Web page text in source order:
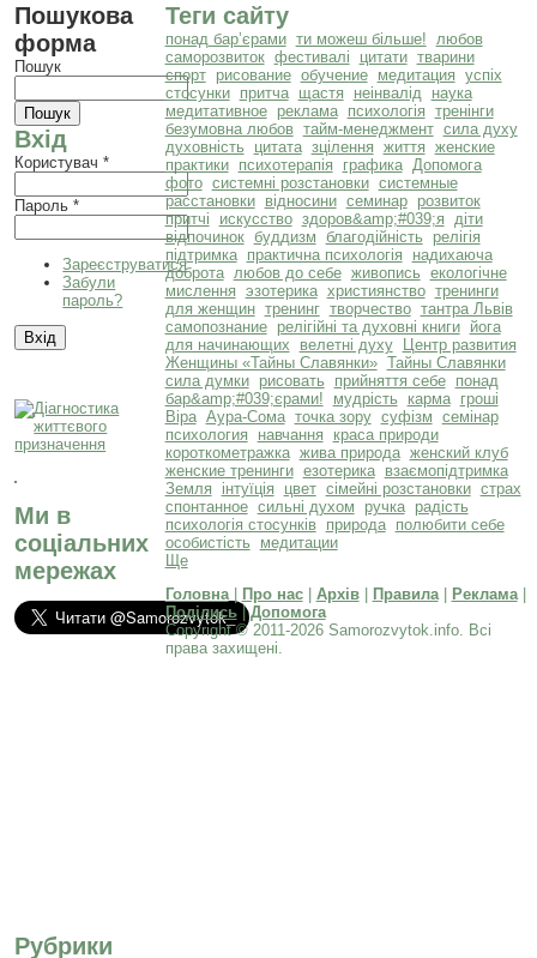
Пошукова
форма
Пошук
Вхід
Користувач*
Пароль*
Зареєструватися
Забули
пароль?
Ми в
соціальних
мережах
Рубрики
Теги сайту
понад бар’єрами ти можеш більше!
любов
саморозвиток фестивалі цитати тварини
спорт
рисование обучение медитация успіх
стосунки
притча щастя неінвалід
наука
медитативное
реклама психологія тренінги
безумовна любов тайм-менеджмент сила духу
духовність
цитата зцілення життя женские
практики
психотерапія графика
Допомога
фото системні розстановки системные
расстановки
відносини семинар
розвиток
притчі
искусство здоров&amp;#039;я
діти
відпочинок буддизм благодійність
релігія
підтримка
практична психологія
надихаюча
доброта
любов до себе живопись екологічне
мислення эзотерика християнство тренинги
для женщин тренинг творчество тантра Львів
самопознание
релігійні та духовні книги
йога
для начинающих
велетні духу
Центр развития
Женщины «Тайны Славянки» Тайны Славянки
сила думки
рисовать прийняття себе
понад
бар&amp;#039;єрами!
мудрість карма
гроші
Віра Аура-Сома точка зору суфізм семінар
психология
навчання
краса природи
короткометражка жива природа женский клуб
женские тренинги езотерика
взаємопідтримка
Земля
інтуїція цвет сімейні розстановки страх
спонтанное сильні духом ручка
радість
психологія стосунків
природа
полюбити себе
особистість
медитации
Ще
Головна| Про нас| Архів| Правила| Реклама|
Поділись|Допомога
Copyright © 2011-2026 Samorozvytok.info. Всі
права захищені.